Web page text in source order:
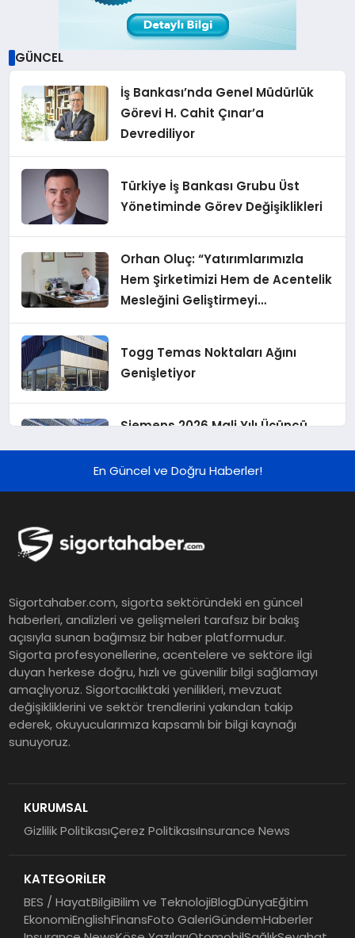
GÜNCEL
İş Bankası’nda Genel Müdürlük
Görevi H. Cahit Çınar’a
Devrediliyor
Türkiye İş Bankası Grubu Üst
Yönetiminde Görev Değişiklikleri
Orhan Oluç: “Yatırımlarımızla
Hem Şirketimizi Hem de Acentelik
Mesleğini Geliştirmeyi
Hedefliyoruz”
Togg Temas Noktaları Ağını
Genişletiyor
Siemens 2026 Mali Yılı Üçüncü
Yükseltilen EPS Beklentisi
Finansal Sonuçlarını Açıkladı
Murat Bilim, ANA Sigorta Satış
Grup Müdürü Olarak Atandı
Tasarruf tercihi bölünüyor:
Mevduat kısa vadeyi, koruma
ürünleri uzun vadeyi tutuyor
ING Türkiye 2026 Yılının İlk
En Güncel ve Doğru Haberler!
Sigortahaber.com, sigorta sektöründeki en güncel
haberleri, analizleri ve gelişmeleri tarafsız bir bakış
açısıyla sunan bağımsız bir haber platformudur.
Sigorta profesyonellerine, acentelere ve sektöre ilgi
duyan herkese doğru, hızlı ve güvenilir bilgi sağlamayı
amaçlıyoruz. Sigortacılıktaki yenilikleri, mevzuat
değişikliklerini ve sektör trendlerini yakından takip
ederek, okuyucularımıza kapsamlı bir bilgi kaynağı
sunuyoruz.
KURUMSAL
Gizlilik PolitikasıÇerez PolitikasıInsurance News
KATEGORİLER
BES / HayatBilgiBilim ve TeknolojiBlogDünyaEğitim
EkonomiEnglishFinansFoto GaleriGündemHaberler